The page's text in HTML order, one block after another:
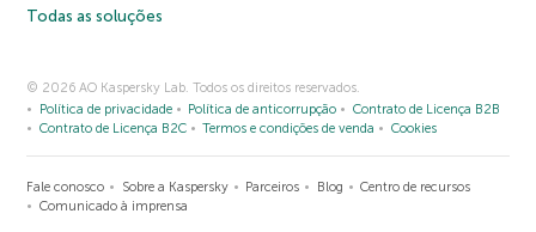
Todas as soluções
© 2026 AO Kaspersky Lab. Todos os direitos reservados.
Política de privacidade
Política de anticorrupção
Contrato de Licença B2B
Contrato de Licença B2C
Termos e condições de venda Cookies
Fale conosco Sobre a Kaspersky Parceiros Blog
Centro de recursos
Comunicado à imprensa